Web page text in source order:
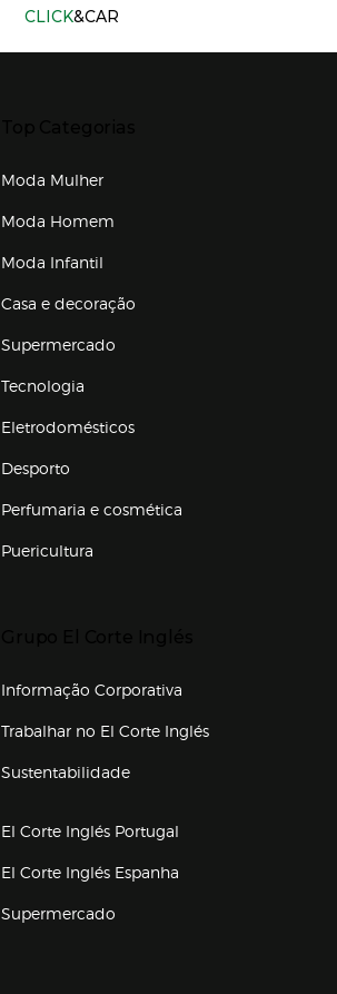
CLICK&CAR
Moda Mulher
Moda Homem
Moda Infantil
Casa e decoração
Supermercado
Tecnologia
Eletrodomésticos
Desporto
Perfumaria e cosmética
Puericultura
Informação Corporativa
Trabalhar no El Corte Inglés(abre en nueva
Sustentabilidade
El Corte Inglés Portugal
El Corte Inglés Espanha
Supermercado
Enlaces de grupo el corte inglés